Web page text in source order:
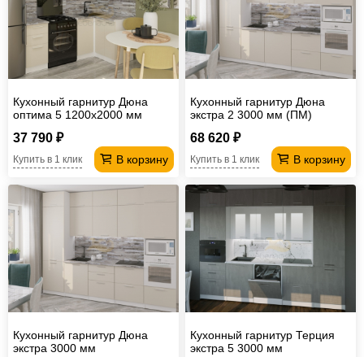
Кухонный гарнитур Дюна
оптима 5 1200х2000 мм
37 790 ₽
В корзину
Купить в 1 клик
Кухонный гарнитур Дюна
экстра 2 3000 мм (ПМ)
68 620 ₽
В корзину
Купить в 1 клик
Кухонный гарнитур Дюна
экстра 3000 мм
Кухонный гарнитур Терция
экстра 5 3000 мм